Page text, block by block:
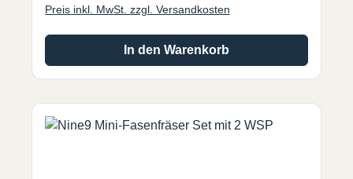
Preis inkl. MwSt. zzgl. Versandkosten
In den Warenkorb